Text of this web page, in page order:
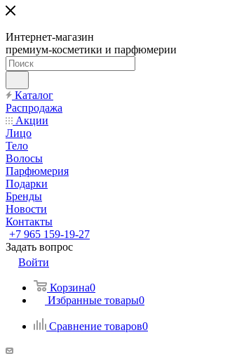
Интернет-магазин
премиум-косметики и парфюмерии
Каталог
Распродажа
Акции
Лицо
Тело
Волосы
Парфюмерия
Подарки
Бренды
Новости
Контакты
+7 965 159-19-27
Задать вопрос
Войти
Корзина0
Избранные товары0
Сравнение товаров0